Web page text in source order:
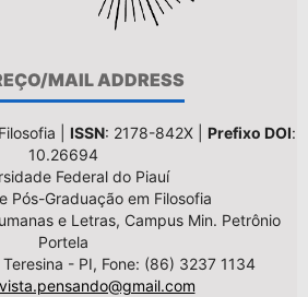
MAIL ADDRESS
| ISSN: 2178-842X | Prefixo DOI:
10.26694
Federal do Piauí
Pós-Graduação em Filosofia
e Letras, Campus Min. Petrônio
Portela
- PI, Fone: (86) 3237 1134